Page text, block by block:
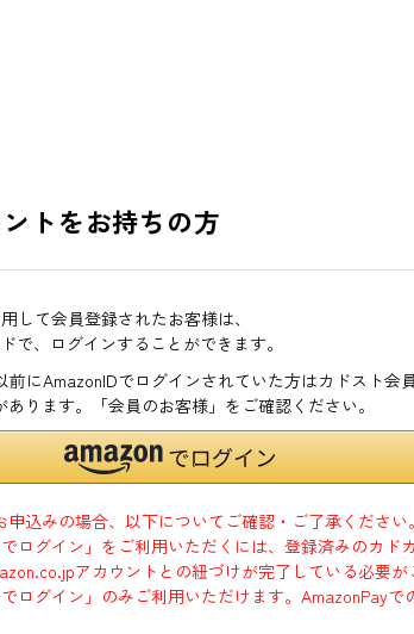
トをお持ちの方
して会員登録されたお客様は、
で、ログインすることができます。
前にAmazonIDでログインされていた方はカドスト会
ります。「会員のお客様」をご確認ください。
込みの場合、以下についてご確認・ご了承ください。
ログイン」をご利用いただくには、登録済みのカド
アカウントとの紐づけが完了している必要が
ログイン」のみご利用いただけます。AmazonPayで